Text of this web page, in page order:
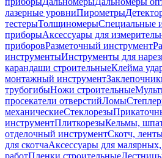
лазерные уровниПирометры
тестерыТолщиномерыСпециальные
приборыАксессуары для
приборовРазметочный инструмент
инструментыИнструменты для
карандаши строительныеКлейма
монтажный инструмент
трубогибыНожи строительные
просекатели отверстийЛомы
механическиеСтеклорезы
инструментПлиткорезыКельмы,
отделочный инструментСкотч,
для скотчаАксессуары для
работПленки строительные